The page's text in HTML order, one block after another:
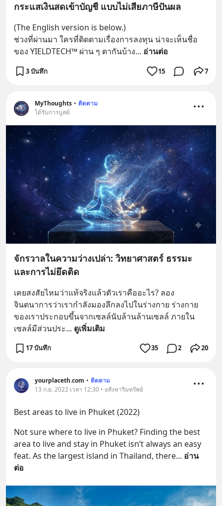
กระแสเงินสดเข้าบัญชี แบบไม่เสียภาษีปันผล
(The English version is below.)
ช่วงที่ผ่านมา ใครที่ติดตามเรื่องการลงทุน น่าจะเห็นชื่อ
ของ YIELDTECH™ ผ่าน ๆ ตากันบ้าง... อ่านต่อ
3 บันทึก 15 7
MyThoughts • ติดตาม
ได้รับการบูสต์
จักรวาลในความว่างเปล่า: วิทยาศาสตร์ ธรรมะ
และการไม่ยึดติด
เคยสงสัยไหมว่าแท้จริงแล้วตัวเราคืออะไร? ลอง
จินตนาการว่าเรากำลังมองลึกลงไปในร่างกาย ร่างกาย
ของเราประกอบขึ้นจากเซลล์นับล้านล้านเซลล์ ภายใน
เซลล์มีส่วนประ... ดูเพิ่มเติม
17 บันทึก 35 2 20
yourplaceth.com • ติดตาม
13 ก.ย. 2022 เวลา 12:30 • อสังหาริมทรัพย์
Best areas to live in Phuket (2022)
Not sure where to live in Phuket? Finding the best
area to live and stay in Phuket isn’t always an easy
feat. As the largest island in Thailand, there... อ่าน
ต่อ